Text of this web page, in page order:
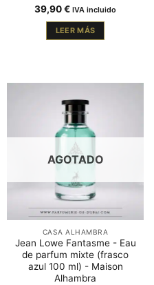
39,90€ IVA incluido
LEER MÁS
AGOTADO
CASA ALHAMBRA
Jean Lowe Fantasme - Eau
de parfum mixte (frasco
azul 100 ml) - Maison
Alhambra